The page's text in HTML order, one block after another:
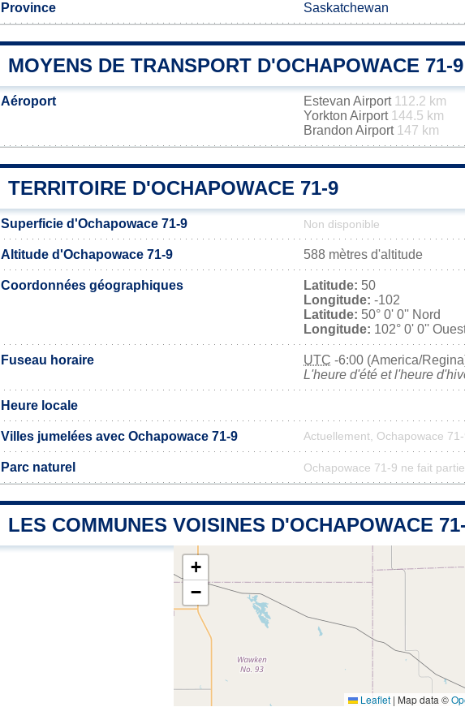
Province Saskatchewan
MOYENS DE TRANSPORT D'OCHAPOWACE 71-9
Aéroport Estevan Airport 112.2 km
Yorkton Airport 144.5 km
Brandon Airport 147 km
TERRITOIRE D'OCHAPOWACE 71-9
Superficie d'Ochapowace 71-9 Non disponible
Altitude d'Ochapowace 71-9 588 mètres d'altitude
Coordonnées géographiques Latitude: 50
Longitude: -102
Latitude: 50° 0' 0'' Nord
Longitude: 102° 0' 0''
Fuseau horaire UTC -6:00 (America/
L'heure d'été et l'heure
Heure locale
Villes jumelées avec Ochapowace 71-9 Actuellement, Ochapowace
Parc naturel Ochapowace 71-9 ne fait
LES COMMUNES VOISINES D'OCHAPOWACE
+
−
Leaflet | Map data ©